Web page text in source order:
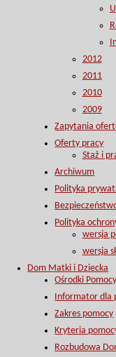
2012
2011
2010
2009
Zapytania
Oferty pracy
Staż i
Archiwum
Polityka
Polityka
wersja
wersja
Dom Matki i Dziecka
Ośrodki
Informator dla
Zakres pomocy
Kryteria
Rozbudowa